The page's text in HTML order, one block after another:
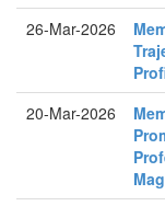
26-Mar-2026
20-Mar-2026